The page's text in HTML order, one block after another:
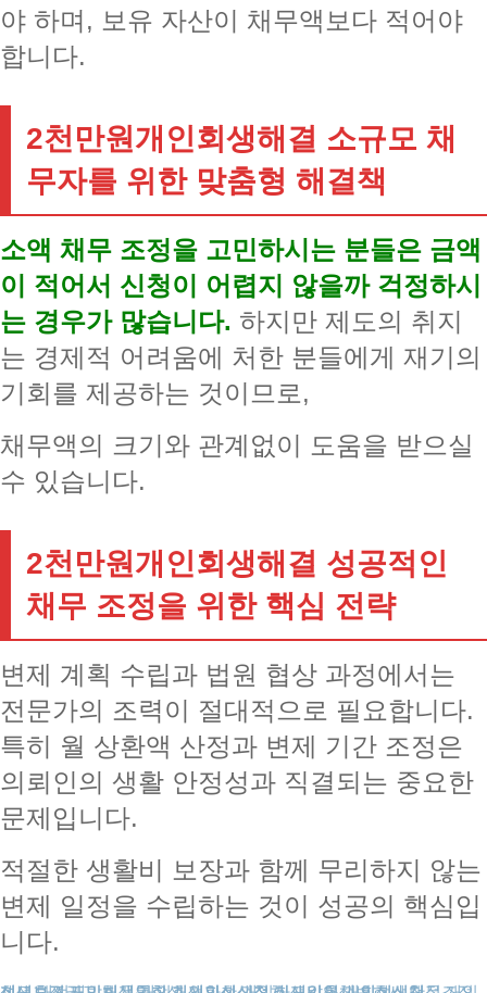
야 하며, 보유 자산이 채무액보다 적어야
합니다.
2천만원개인회생해결 소규모 채
무자를 위한 맞춤형 해결책
소액 채무 조정을 고민하시는 분들은 금액
이 적어서 신청이 어렵지 않을까 걱정하시
는 경우가 많습니다. 하지만 제도의 취지
는 경제적 어려움에 처한 분들에게 재기의
기회를 제공하는 것이므로,
채무액의 크기와 관계없이 도움을 받으실
수 있습니다.
2천만원개인회생해결 성공적인
채무 조정을 위한 핵심 전략
변제 계획 수립과 법원 협상 과정에서는
전문가의 조력이 절대적으로 필요합니다.
특히 월 상환액 산정과 변제 기간 조정은
의뢰인의 생활 안정성과 직결되는 중요한
문제입니다.
적절한 생활비 보장과 함께 무리하지 않는
변제 일정을 수립하는 것이 성공의 핵심입
니다.